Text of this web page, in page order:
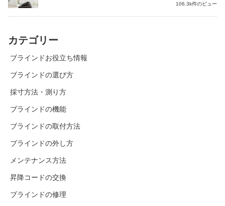
106.3k件のビュー
カテゴリー
ブラインドお役立ち情報
ブラインドの選び方
採寸方法・測り方
ブラインドの機能
ブラインドの取付方法
ブラインドの外し方
メンテナンス方法
昇降コードの交換
ブラインドの修理